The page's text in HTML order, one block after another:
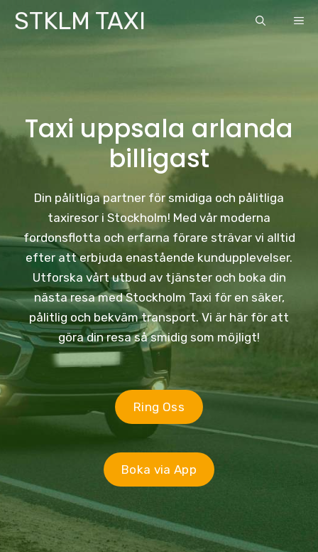
SkipSTKLM TAXI
Taxi uppsala arlanda
billigast
Din pålitliga partner för smidiga och pålitliga
taxiresor i Stockholm! Med vår moderna
fordonsflotta och erfarna förare strävar vi alltid
efter att erbjuda enastående kundupplevelser.
Utforska vårt utbud av tjänster och boka din
nästa resa med Stockholm Taxi för en säker,
pålitlig och bekväm transport. Vi är här för att
göra din resa så smidig som möjligt!
Ring Oss
Boka via App